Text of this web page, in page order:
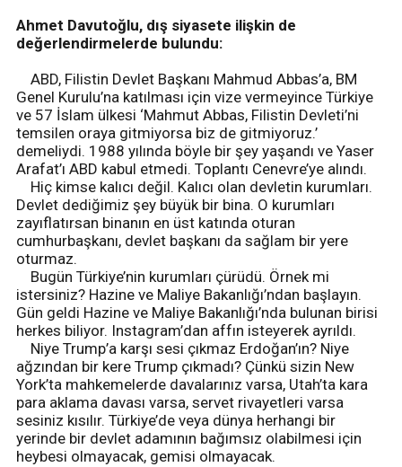
Ahmet Davutoğlu, dış siyasete ilişkin de
değerlendirmelerde bulundu:
ABD, Filistin Devlet Başkanı Mahmud Abbas’a, BM
Genel Kurulu’na katılması için vize vermeyince Türkiye
ve 57 İslam ülkesi ‘Mahmut Abbas, Filistin Devleti’ni
temsilen oraya gitmiyorsa biz de gitmiyoruz.’
demeliydi. 1988 yılında böyle bir şey yaşandı ve Yaser
Arafat’ı ABD kabul etmedi. Toplantı Cenevre’ye alındı.
Hiç kimse kalıcı değil. Kalıcı olan devletin kurumları.
Devlet dediğimiz şey büyük bir bina. O kurumları
zayıflatırsan binanın en üst katında oturan
cumhurbaşkanı, devlet başkanı da sağlam bir yere
oturmaz.
Bugün Türkiye’nin kurumları çürüdü. Örnek mi
istersiniz? Hazine ve Maliye Bakanlığı’ndan başlayın.
Gün geldi Hazine ve Maliye Bakanlığı’nda bulunan birisi
herkes biliyor. Instagram’dan affın isteyerek ayrıldı.
Niye Trump’a karşı sesi çıkmaz Erdoğan’ın? Niye
ağzından bir kere Trump çıkmadı? Çünkü sizin New
York’ta mahkemelerde davalarınız varsa, Utah’ta kara
para aklama davası varsa, servet rivayetleri varsa
sesiniz kısılır. Türkiye’de veya dünya herhangi bir
yerinde bir devlet adamının bağımsız olabilmesi için
heybesi olmayacak, gemisi olmayacak.